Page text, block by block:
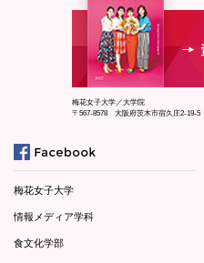
梅花女子大学／大学院
〒567-8578 大阪府茨木市宿久庄2-19-5
梅花女子大学
情報メディア学科
食文化学部